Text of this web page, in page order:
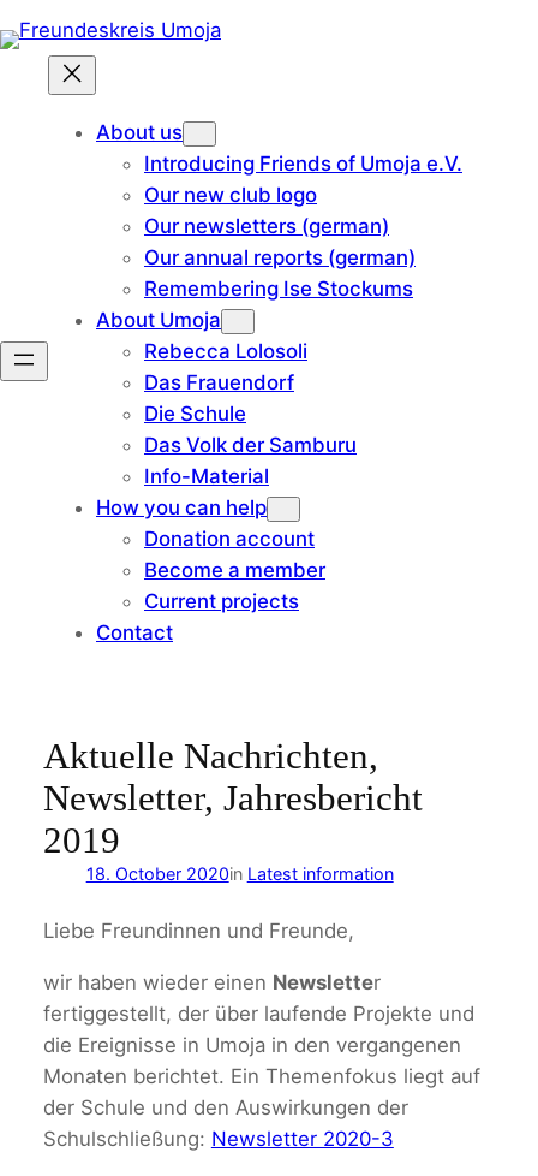
to
content
About us
Introducing Friends of Umoja e.V.
Our new club logo
Our newsletters (german)
Our annual reports (german)
Remembering Ise Stockums
About Umoja
Rebecca Lolosoli
Das Frauendorf
Die Schule
Das Volk der Samburu
Info-Material
How you can help
Donation account
Become a member
Current projects
Contact
Aktuelle Nachrichten,
Newsletter, Jahresbericht
2019
18. October 2020in Latest information
Liebe Freundinnen und Freunde,
wir haben wieder einen Newsletter
fertiggestellt, der über laufende Projekte und
die Ereignisse in Umoja in den vergangenen
Monaten berichtet. Ein Themenfokus liegt auf
der Schule und den Auswirkungen der
Schulschließung: Newsletter 2020-3